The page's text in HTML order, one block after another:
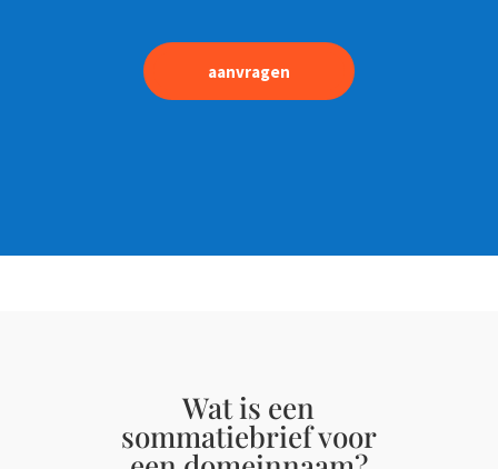
aanvragen
Wat is een
sommatiebrief voor